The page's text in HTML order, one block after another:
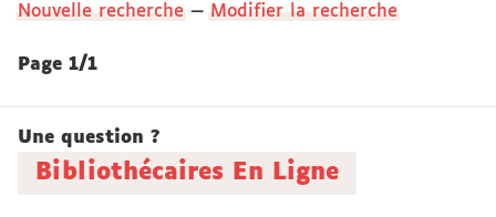
Nouvelle recherche — Modifier la recherche
Page 1/1
Une question ?
Bibliothécaires En Ligne